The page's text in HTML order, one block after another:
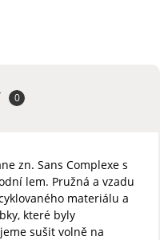
0
zn. Sans Complexe s
lem. Pružná a vzadu
materiálu a
které byly
sušit volně na